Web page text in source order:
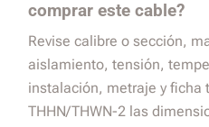
comprar este cable?
Revise calibre o sección,
aislamiento, tensión,
instalación, metraje y ficha
THHN/THWN-2 las